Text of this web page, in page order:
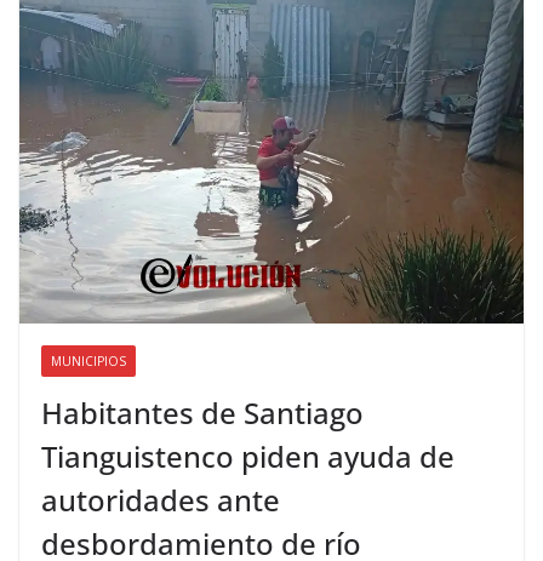
MUNICIPIOS
Habitantes de Santiago
Tianguistenco piden ayuda de
autoridades ante
desbordamiento de río